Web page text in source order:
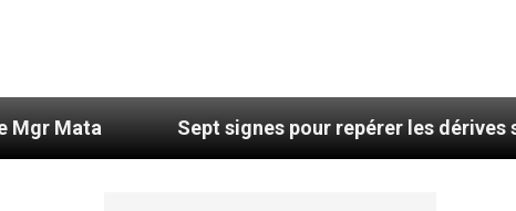
Sept signes pour repérer les dérives sectaires